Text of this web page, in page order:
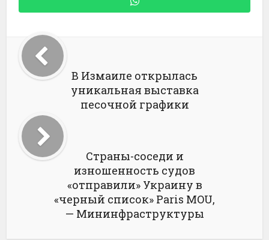
В Измаиле открылась
уникальная выставка
песочной графики
Страны-соседи и
изношенность судов
«отправили» Украину в
«черный список» Paris MOU,
— Мининфраструктуры